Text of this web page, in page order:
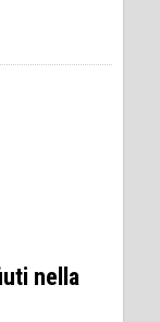
nella